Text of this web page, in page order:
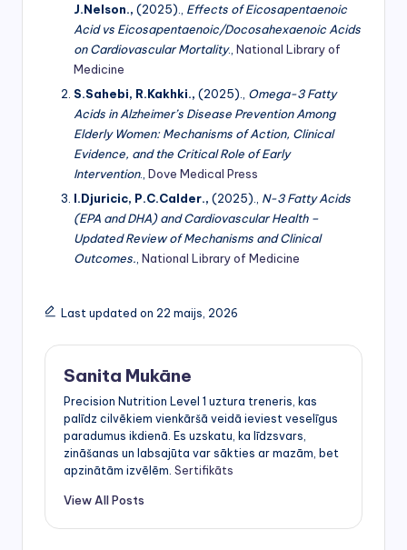
J.Nelson., (2025)., Effects of Eicosapentaenoic
Acid vs Eicosapentaenoic/Docosahexaenoic Acids
on Cardiovascular Mortality., National Library of
Medicine
S.Sahebi, R.Kakhki., (2025)., Omega-3 Fatty
Acids in Alzheimer’s Disease Prevention Among
Elderly Women: Mechanisms of Action, Clinical
Evidence, and the Critical Role of Early
Intervention., Dove Medical Press
I.Djuricic, P.C.Calder., (2025)., N-3 Fatty Acids
(EPA and DHA) and Cardiovascular Health –
Updated Review of Mechanisms and Clinical
Outcomes. National Library of Medicine
Last updated on 22 maijs, 2026
Sanita Mukāne
Precision Nutrition Level 1 uztura treneris, kas
palīdz cilvēkiem vienkāršā veidā ieviest veselīgus
paradumus ikdienā. Es uzskatu, ka līdzsvars,
zināšanas un labsajūta var sākties ar mazām, bet
apzinātām izvēlēm. Sertifikāts
View All Posts